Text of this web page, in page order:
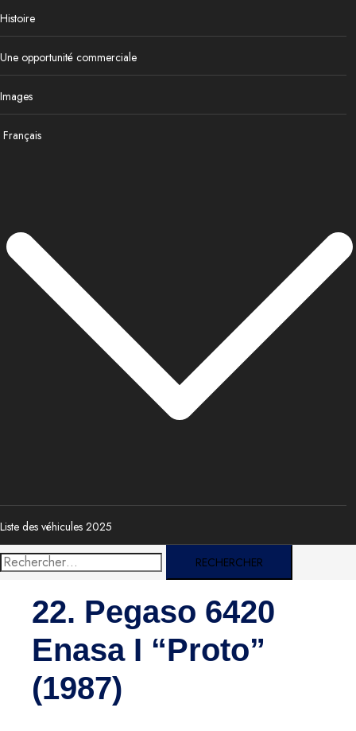
Histoire
Une opportunité commerciale
Images
Français
Liste des véhicules 2025
Rechercher :
22. Pegaso 6420
Enasa I “Proto”
(1987)